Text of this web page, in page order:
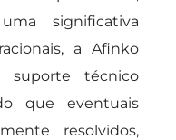
significativa
a Afinko
suporte técnico
que eventuais
resolvidos,